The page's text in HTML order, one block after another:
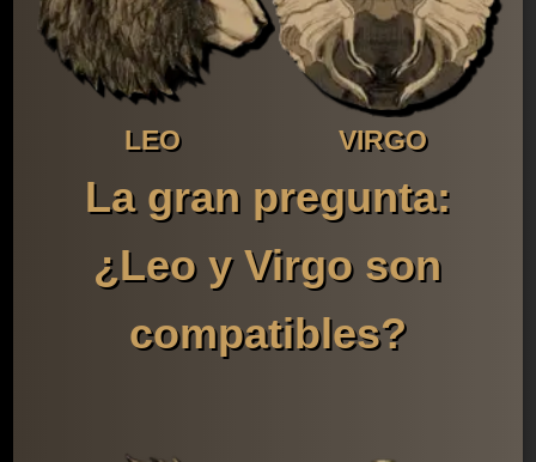
LEO VIRGO
La gran pregunta:
¿Leo y Virgo son
compatibles?